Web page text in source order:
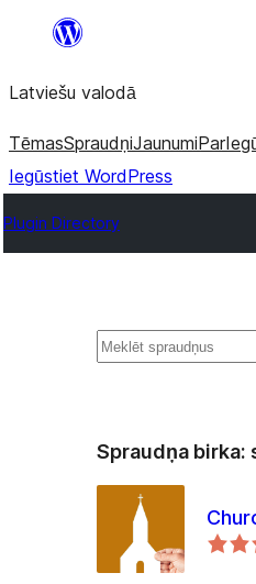
Pāriet
saturu
Latviešu valodā
TēmasSpraudņiJaunumiPar
Iegūstiet WordPress
Plugin Directory
Meklēt
Spraudņa birka: